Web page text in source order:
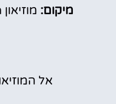
מיקום:
אל